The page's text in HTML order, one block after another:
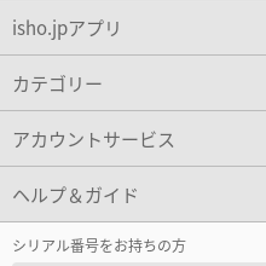
isho.jpアプリ
カテゴリー
アカウントサービス
ヘルプ＆ガイド
シリアル番号をお持ちの方